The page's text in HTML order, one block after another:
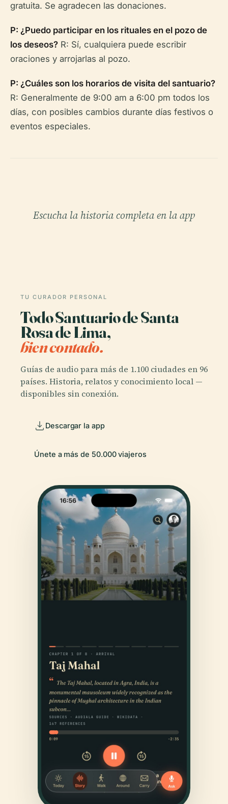
gratuita. Se agradecen las donaciones.
P: ¿Puedo participar en los rituales en el pozo de
los deseos? R: Sí, cualquiera puede escribir
oraciones y arrojarlas al pozo.
P: ¿Cuáles son los horarios de visita del santuario?
R: Generalmente de 9:00 am a 6:00 pm todos los
días, con posibles cambios durante días festivos o
eventos especiales.
Escucha la historia completa en la app
TU CURADOR PERSONAL
Todo Santuario de Santa
Rosa de Lima,
bien contado.
Guías de audio para más de 1.100 ciudades en 96
países. Historia, relatos y conocimiento local —
disponibles sin conexión.
Descargar la app
Únete a más de 50.000 viajeros